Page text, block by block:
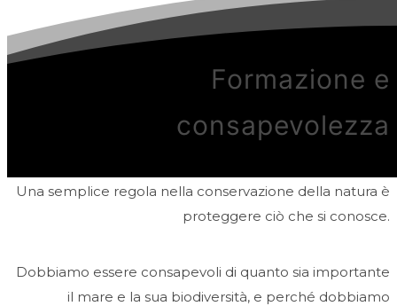
Formazione e
consapevolezza
Una semplice regola nella conservazione della natura è
proteggere ciò che si conosce.
Dobbiamo essere consapevoli di quanto sia importante
il mare e la sua biodiversità, e perché dobbiamo